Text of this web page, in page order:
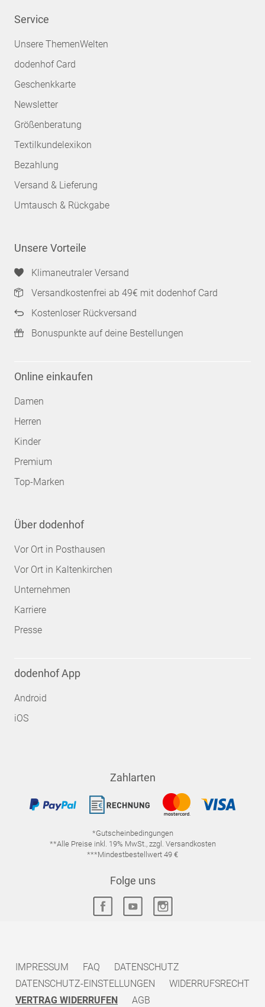
Service
Unsere ThemenWelten
dodenhof Card
Geschenkkarte
Newsletter
Größenberatung
Textilkundelexikon
Bezahlung
Versand & Lieferung
Umtausch & Rückgabe
Unsere Vorteile
Klimaneutraler Versand
Versandkostenfrei ab 49€ mit dodenhof Card
Kostenloser Rückversand
Bonuspunkte auf deine Bestellungen
Online einkaufen
Damen
Herren
Kinder
Premium
Top-Marken
Über dodenhof
Vor Ort in Posthausen
Vor Ort in Kaltenkirchen
Unternehmen
Karriere
Presse
dodenhof App
Android
iOS
Zahlarten
*Gutscheinbedingungen
**Alle Preise inkl. 19% MwSt., zzgl. Versandkosten
***Mindestbestellwert 49 €
Folge uns
IMPRESSUM FAQ
DATENSCHUTZ
DATENSCHUTZ-EINSTELLUNGEN
WIDERRUFSRECHT
VERTRAG WIDERRUFEN
AGB